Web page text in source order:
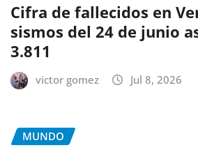
Cifra de fallecidos en
sismos del 24 de junio
3.811
victor gomez Jul 8, 2026
MUNDO